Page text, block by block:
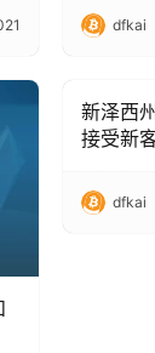
dfkai
新泽西
接受新
dfkai